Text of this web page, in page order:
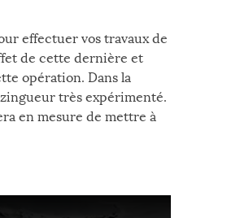
effectuer vos travaux de
de cette dernière et
opération. Dans la
très expérimenté.
en mesure de mettre à